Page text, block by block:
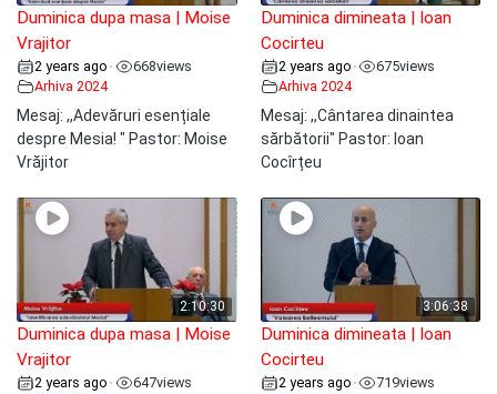
Duminica dupa masa | Moise
Vrajitor
2 years ago • 668views
Arhiva 2024
Mesaj: ,,Adevăruri esențiale
despre Mesia! " Pastor: Moise
Vrăjitor
Duminica dimineata | Ioan
Cocirteu
2 years ago • 675views
Arhiva 2024
Mesaj: ,,Cântarea dinaintea
sărbătorii" Pastor: Ioan
Cocîrțeu
2:10:30
Duminica dupa masa | Moise
Vrajitor
2 years ago • 647views
3:06:38
Duminica dimineata | Ioan
Cocirteu
2 years ago • 719views